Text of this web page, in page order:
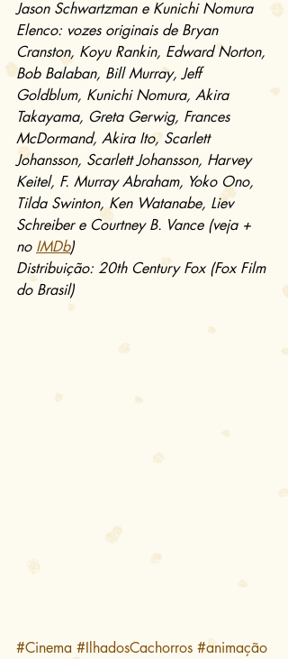
Jason Schwartzman e Kunichi Nomura
Elenco: vozes originais de Bryan
Cranston, Koyu Rankin, Edward Norton,
Bob Balaban, Bill Murray, Jeff
Goldblum, Kunichi Nomura, Akira
Takayama, Greta Gerwig, Frances
McDormand, Akira Ito, Scarlett
Johansson, Scarlett Johansson, Harvey
Keitel, F. Murray Abraham, Yoko Ono,
Tilda Swinton, Ken Watanabe, Liev
Schreiber e Courtney B. Vance (veja +
no IMDb)
Distribuição: 20th Century Fox (Fox Film
do Brasil)
#Cinema #IlhadosCachorros #animação